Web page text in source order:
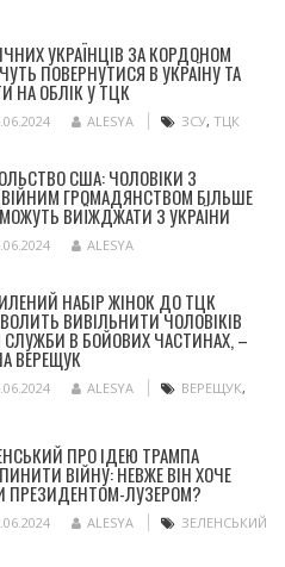
УКРАЇНЦІВ ЗА КОРДОНОМ
ПОВЕРНУТИСЯ В УКРАЇНУ ТА
НА ОБЛІК У ТЦК
ALESYA ЗСУ, ТЦК
США: ЧОЛОВІКИ З
ГРОМАДЯНСТВОМ БІЛЬШЕ
ВИЇЖДЖАТИ З УКРАЇНИ
ALESYA
НАБІР ЖІНОК ДО ТЦК
ВИВІЛЬНИТИ ЧОЛОВІКІВ
В БОЙОВИХ ЧАСТИНАХ, –
ВЕРЕЩУК
ALESYA ВЕРЕЩУК,
ПРО ІДЕЮ ТРАМПА
ВІЙНУ: НЕВЖЕ ВІН ХОЧЕ
ПРЕЗИДЕНТОМ-ЛУЗЕРОМ?
ALESYA ЗЕЛЕНСЬКИЙ